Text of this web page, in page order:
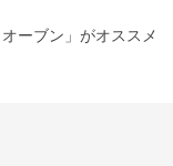
ーブン」がオススメ